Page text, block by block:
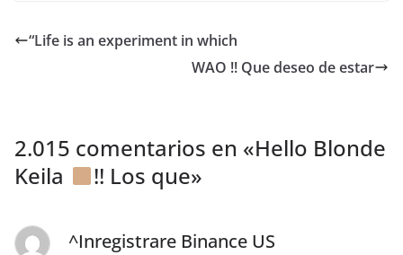
“Life is an experiment in which
WAO !! Que deseo de estar
2.015 comentarios en «Hello Blonde
Keila
!! Los que»
^Inregistrare Binance US